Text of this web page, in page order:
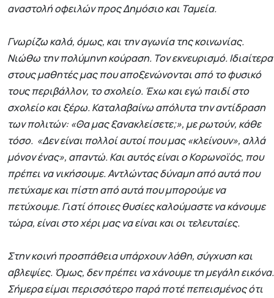
αναστολή οφειλών προς Δημόσιο και Ταμεία.
Γνωρίζω καλά, όμως, και την αγωνία της κοινωνίας.
Νιώθω την πολύμηνη κούραση. Τον εκνευρισμό. Ιδιαίτερα
στους μαθητές μας που αποξενώνονται από το φυσικό
τους περιβάλλον, το σχολείο. Έχω και εγώ παιδί στο
σχολείο και ξέρω. Καταλαβαίνω απόλυτα την αντίδραση
των πολιτών: «Θα μας ξανακλείσετε;», με ρωτούν, κάθε
τόσο. «Δεν είναι πολλοί αυτοί που μας «κλείνουν», αλλά
μόνον ένας», απαντώ. Και αυτός είναι ο Κορωνοϊός, που
πρέπει να νικήσουμε. Αντλώντας δύναμη από αυτά που
πετύχαμε και πίστη από αυτά που μπορούμε να
πετύχουμε. Γιατί όποιες θυσίες καλούμαστε να κάνουμε
τώρα, είναι στο χέρι μας να είναι και οι τελευταίες.
Στην κοινή προσπάθεια υπάρχουν λάθη, σύγχυση και
αβλεψίες. Όμως, δεν πρέπει να χάνουμε τη μεγάλη εικόνα.
Σήμερα είμαι περισσότερο παρά ποτέ πεπεισμένος ότι